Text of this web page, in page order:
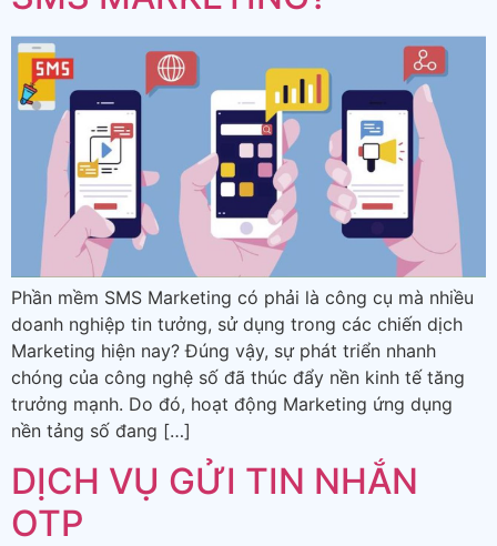
Phần mềm SMS Marketing có phải là công cụ mà nhiều
doanh nghiệp tin tưởng, sử dụng trong các chiến dịch
Marketing hiện nay? Đúng vậy, sự phát triển nhanh
chóng của công nghệ số đã thúc đẩy nền kinh tế tăng
trưởng mạnh. Do đó, hoạt động Marketing ứng dụng
nền tảng số đang […]
DỊCH VỤ GỬI TIN NHẮN
OTP